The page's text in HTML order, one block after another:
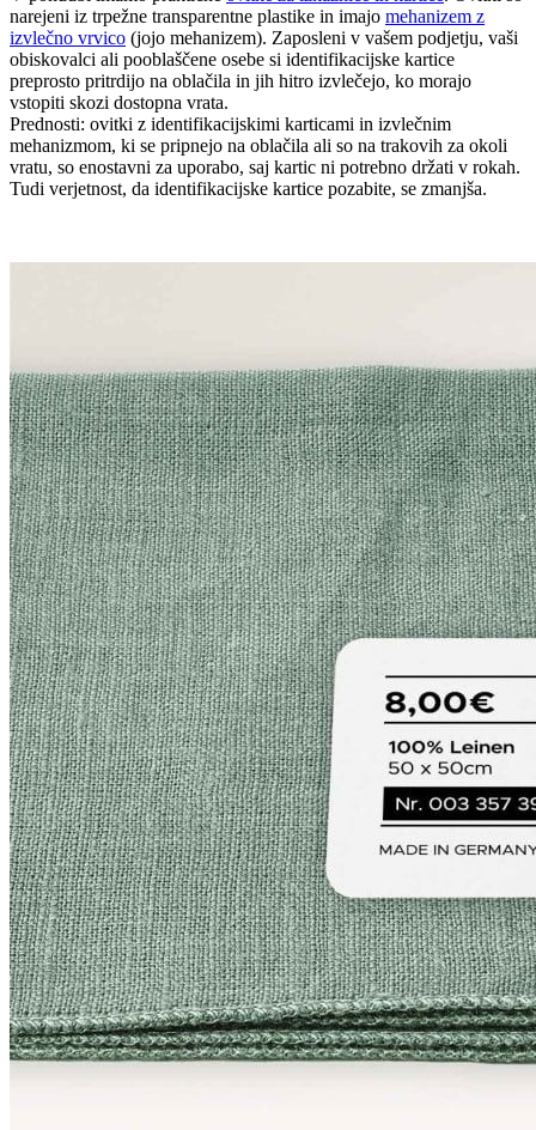
narejeni iz trpežne transparentne plastike in imajo mehanizem z
izvlečno vrvico (jojo mehanizem). Zaposleni v vašem podjetju, vaši
obiskovalci ali pooblaščene osebe si identifikacijske kartice
preprosto pritrdijo na oblačila in jih hitro izvlečejo, ko morajo
vstopiti skozi dostopna vrata.
Prednosti: ovitki z identifikacijskimi karticami in izvlečnim
mehanizmom, ki se pripnejo na oblačila ali so na trakovih za okoli
vratu, so enostavni za uporabo, saj kartic ni potrebno držati v rokah.
Tudi verjetnost, da identifikacijske kartice pozabite, se zmanjša.